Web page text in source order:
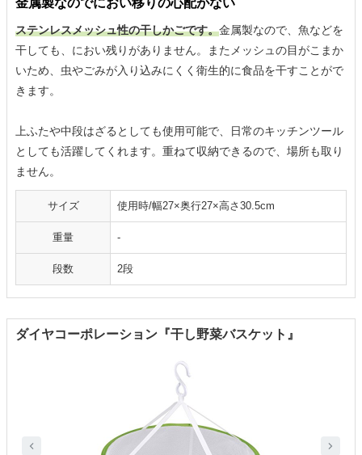
金属製なのでにおい移りの心配がない
ステンレスメッシュ性の干しかごです。金属製なので、魚などを
干しても、におい残りがありません。またメッシュの目がこまか
いため、虫やごみが入り込みにくく衛生的に食品を干すことがで
きます。
上ふたや中段はざるとしても使用可能で、日常のキッチンツール
としても活躍してくれます。重ねて収納できるので、場所も取り
ません。
サイズ 使用時/幅27×奥行27×高さ30.5cm
重量 -
段数 2段
ダイヤコーポレーション『干し野菜バスケット』